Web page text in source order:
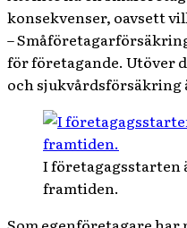
konsekvenser, oavsett
–
för företagande. Utöver
och sjukvårdsförsäkring
I företagagsstarten
framtiden.